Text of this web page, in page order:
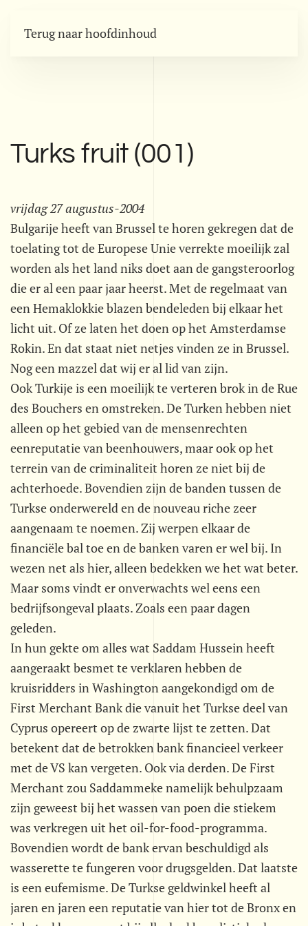
Terug naar hoofdinhoud
Turks fruit (001)
vrijdag 27 augustus-2004
Bulgarije heeft van Brussel te horen gekregen dat de
toelating tot de Europese Unie verrekte moeilijk zal
worden als het land niks doet aan de gangsteroorlog
die er al een paar jaar heerst. Met de regelmaat van
een Hemaklokkie blazen bendeleden bij elkaar het
licht uit. Of ze laten het doen op het Amsterdamse
Rokin. En dat staat niet netjes vinden ze in Brussel.
Nog een mazzel dat wij er al lid van zijn.
Ook Turkije is een moeilijk te verteren brok in de Rue
des Bouchers en omstreken. De Turken hebben niet
alleen op het gebied van de mensenrechten
eenreputatie van beenhouwers, maar ook op het
terrein van de criminaliteit horen ze niet bij de
achterhoede. Bovendien zijn de banden tussen de
Turkse onderwereld en de nouveau riche zeer
aangenaam te noemen. Zij werpen elkaar de
financiële bal toe en de banken varen er wel bij. In
wezen net als hier, alleen bedekken we het wat beter.
Maar soms vindt er onverwachts wel eens een
bedrijfsongeval plaats. Zoals een paar dagen
geleden.
In hun gekte om alles wat Saddam Hussein heeft
aangeraakt besmet te verklaren hebben de
kruisridders in Washington aangekondigd om de
First Merchant Bank die vanuit het Turkse deel van
Cyprus opereert op de zwarte lijst te zetten. Dat
betekent dat de betrokken bank financieel verkeer
met de VS kan vergeten. Ook via derden. De First
Merchant zou Saddammeke namelijk behulpzaam
zijn geweest bij het wassen van poen die stiekem
was verkregen uit het oil-for-food-programma.
Bovendien wordt de bank ervan beschuldigd als
wasserette te fungeren voor drugsgelden. Dat laatste
is een eufemisme. De Turkse geldwinkel heeft al
jaren en jaren een reputatie van hier tot de Bronx en